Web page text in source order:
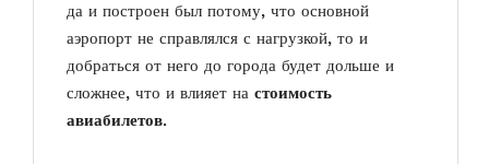
да и построен был потому, что основной
аэропорт не справлялся с нагрузкой, то и
добраться от него до города будет дольше и
сложнее, что и влияет на стоимость
авиабилетов.